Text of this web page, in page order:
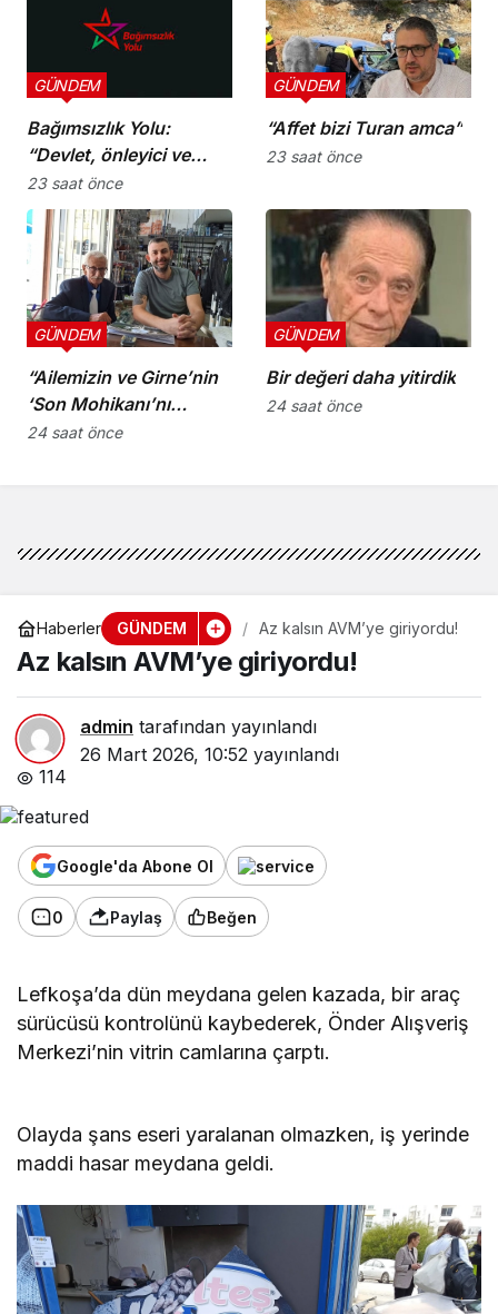
Bağımsızlık Yolu:
“Devlet, önleyici ve
koruyucu
sorumluluklarını yerine
getirmeli”
GÜNDEM
23 saat önce
“Affet bizi Turan amca”
GÜNDEM
23 saat önce
“Ailemizin ve Girne’nin
‘Son Mohikanı’nı
kaybettik”
GÜNDEM
24 saat önce
Bir değeri daha yitirdik
GÜNDEM
24 saat önce
Haberler GÜNDEM Az kalsın AVM’ye giriyordu!
Az kalsın AVM’ye giriyordu!
admin tarafından yayınlandı
26 Mart 2026, 10:52 yayınlandı
114
Google'da Abone Ol
0 Paylaş Beğen
Lefkoşa’da dün meydana gelen kazada, bir araç
sürücüsü kontrolünü kaybederek, Önder Alışveriş
Merkezi’nin vitrin camlarına çarptı.
Olayda şans eseri yaralanan olmazken, iş yerinde
maddi hasar meydana geldi.